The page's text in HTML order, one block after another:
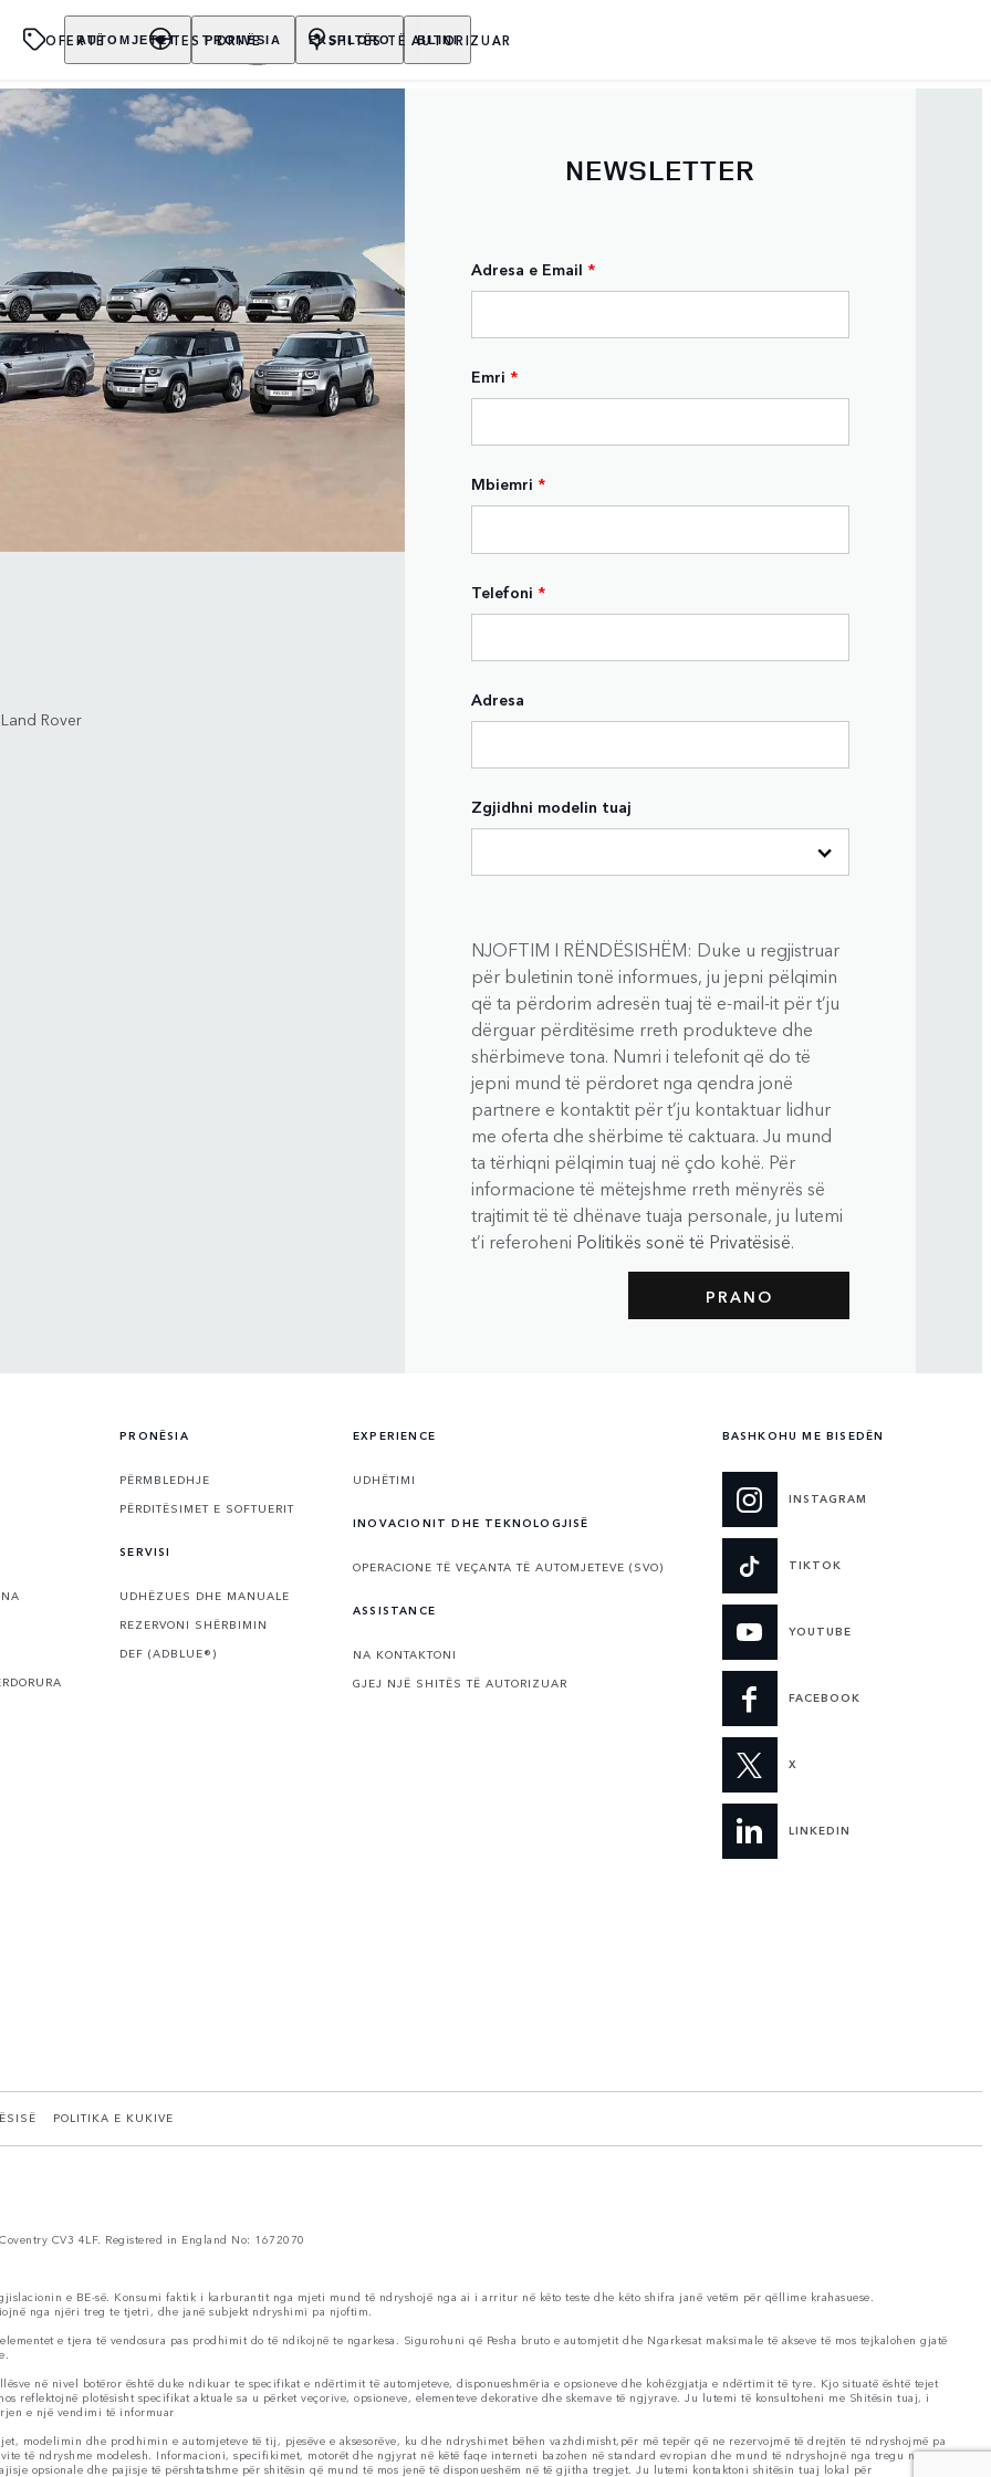
AUTOMJETET PRONËSIA EKSPLORO BLINI
OFERTË TEST DRIVE SHITËS TË AUTORIZUAR
Rover
NEWSLETTER
Adresa e Email *
Emri *
Mbiemri *
Telefoni *
Adresa
Zgjidhni modelin tuaj
NJOFTIM I RËNDËSISHËM: Duke u regjistruar
për buletinin tonë informues, ju jepni pëlqimin
që ta përdorim adresën tuaj të e-mail-it për t’ju
dërguar përditësime rreth produkteve dhe
shërbimeve tona. Numri i telefonit që do të
jepni mund të përdoret nga qendra jonë
partnere e kontaktit për t’ju kontaktuar lidhur
me oferta dhe shërbime të caktuara. Ju mund
ta tërhiqni pëlqimin tuaj në çdo kohë. Për
informacione të mëtejshme rreth mënyrës së
trajtimit të të dhënave tuaja personale, ju lutemi
t’i referoheni Politikës sonë të Privatësisë.
PRONËSIA
PËRMBLEDHJE
PËRDITËSIMET E SOFTUERIT
SERVISI
UDHËZUES DHE MANUALE
REZERVONI SHËRBIMIN
DEF (ADBLUE®)
EXPERIENCE
UDHËTIMI
INOVACIONIT DHE TEKNOLOGJISË
OPERACIONE TË VEÇANTA TË AUTOMJETEVE (SVO)
ASSISTANCE
NA KONTAKTONI
GJEJ NJË SHITËS TË AUTORIZUAR
BASHKOHU ME BISEDËN
INSTAGRAM
TIKTOK
YOUTUBE
FACEBOOK
X
LINKEDIN
POLITIKA E KUKIVE
CV3 4LF. Registered in England No: 1672070
e BE-së. Konsumi faktik i karburantit nga mjeti mund të ndryshojë nga ai i arritur në këto teste dhe këto shifra janë vetëm për qëllime krahasuese.
nga njëri treg te tjetri, dhe janë subjekt ndryshimi pa njoftim.
e tjera të vendosura pas prodhimit do të ndikojnë te ngarkesa. Sigurohuni që Pesha bruto e automjetit dhe Ngarkesat maksimale të akseve të mos tejkalohen gjatë
në nivel botëror është duke ndikuar te specifikat e ndërtimit të automjeteve, disponueshmëria e opsioneve dhe kohëzgjatja e ndërtimit të tyre. Kjo situatë është tejet
plotësisht specifikat aktuale sa u përket veçorive, opsioneve, elementeve dekorative dhe skemave të ngjyrave. Ju lutemi të konsultoheni me Shitësin tuaj, i
e një vendimi të informuar
modelimin dhe prodhimin e automjeteve të tij, pjesëve e aksesorëve, ku dhe ndryshimet bëhen vazhdimisht,për më tepër që ne rezervojmë të drejtën të ndryshojmë pa
të ndryshme modelesh. Informacioni, specifikimet, motorët dhe ngjyrat në këtë faqe interneti bazohen në standard evropian dhe mund të ndryshojnë nga tregu në
opsionale dhe pajisje të përshtatshme për shitësin që mund të mos jenë të disponueshëm në të gjitha tregjet. Ju lutemi kontaktoni shitësin tuaj lokal për